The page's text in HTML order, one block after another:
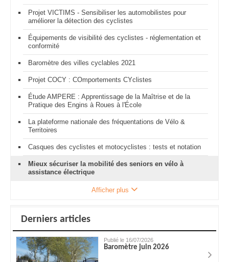
Projet VICTIMS - Sensibiliser les automobilistes pour
améliorer la détection des cyclistes
Équipements de visibilité des cyclistes - réglementation et
conformité
Baromètre des villes cyclables 2021
Projet COCY : COmportements CYclistes
Étude AMPERE : Apprentissage de la Maîtrise et de la
Pratique des Engins à Roues à l'École
La plateforme nationale des fréquentations de Vélo &
Territoires
Casques des cyclistes et motocyclistes : tests et notation
Mieux sécuriser la mobilité des seniors en vélo à
assistance électrique
Afficher plus
Derniers articles
Publié le 16/07/2026
Baromètre juin 2026